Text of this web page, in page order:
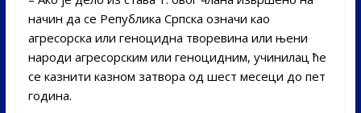
начин да се Република Српска означи као
агресорска или геноцидна творевина или њени
народи агресорским или геноцидним, учинилац ће
се казнити казном затвора од шест месеци до пет
година.